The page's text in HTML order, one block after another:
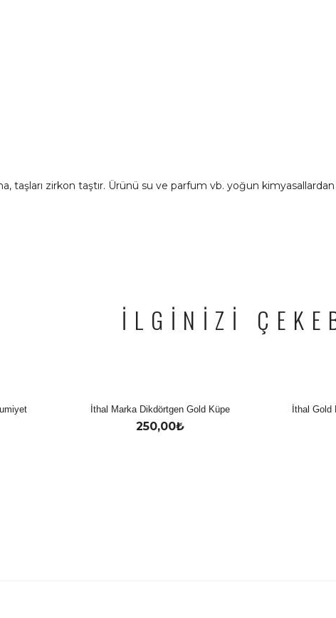
taşları zirkon taştır. Ürünü su ve parfum vb. yoğun
İLGİNİZİ
İthal Marka Dikdörtgen Gold Küpe
250,00₺
İthal Gold